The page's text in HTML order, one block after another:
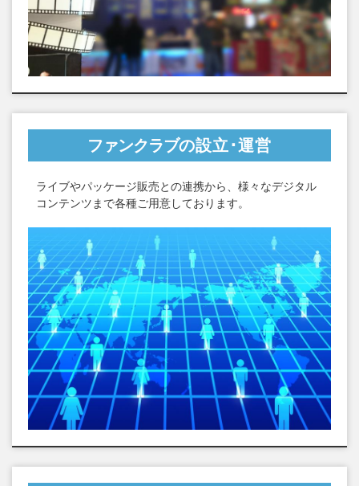
ファンクラブの設立･運営
ライブやパッケージ販売との連携から、様々なデジタル
コンテンツまで各種ご用意しております。